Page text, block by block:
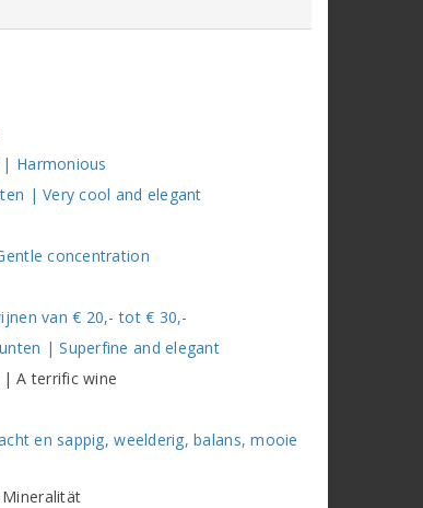
| Harmonious
| Very cool and elegant
concentration
van € 20,- tot € 30,-
| Superfine and elegant
| A terrific wine
en sappig, weelderig, balans, mooie